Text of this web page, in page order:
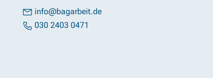
info@bagarbeit.de
030 2403 0471